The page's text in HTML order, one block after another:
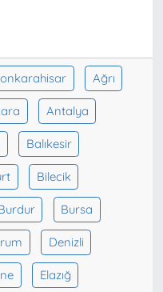
Ağrı
Antalya
Balıkesir
Bilecik
Bursa
Denizli
Elazığ